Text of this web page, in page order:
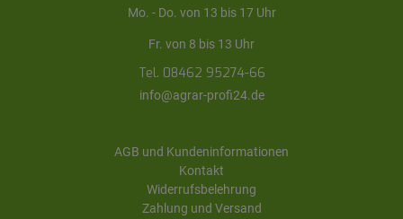
Mo. - Do. von 13 bis 17 Uhr
Fr. von 8 bis 13 Uhr
Tel. 08462 95274-66
info@agrar-profi24.de
AGB und Kundeninformationen
Kontakt
Widerrufsbelehrung
Zahlung und Versand